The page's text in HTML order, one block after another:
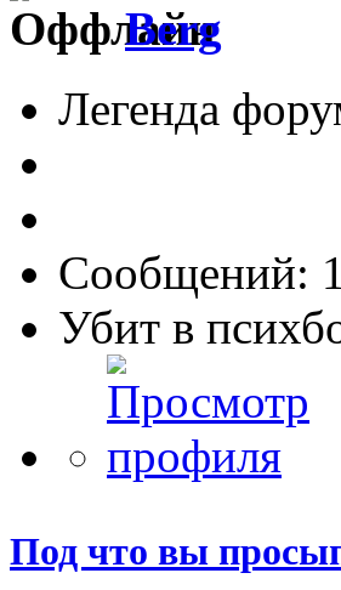
Berg
Легенда
Сообщений:
Убит в
Под что вы